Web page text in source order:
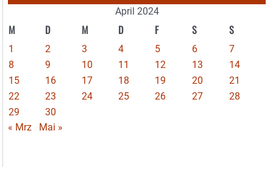
April 2024
M D M D F S S
1 2 3 4 5 6
7
8
9 10 11 12 13
14
15
16 17 18 19 20
21
22
23 24 25 26 27
28
29
30
« Mrz
Mai »